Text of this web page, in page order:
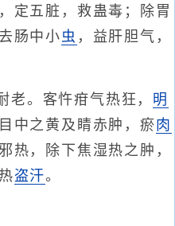
定五脏，救蛊毒；除胃
肠中小虫 ，益肝胆气，
老。客忤疳气热狂， 明
中之黄及睛赤肿，瘀 肉
热，除下焦湿热之肿，
盗汗。